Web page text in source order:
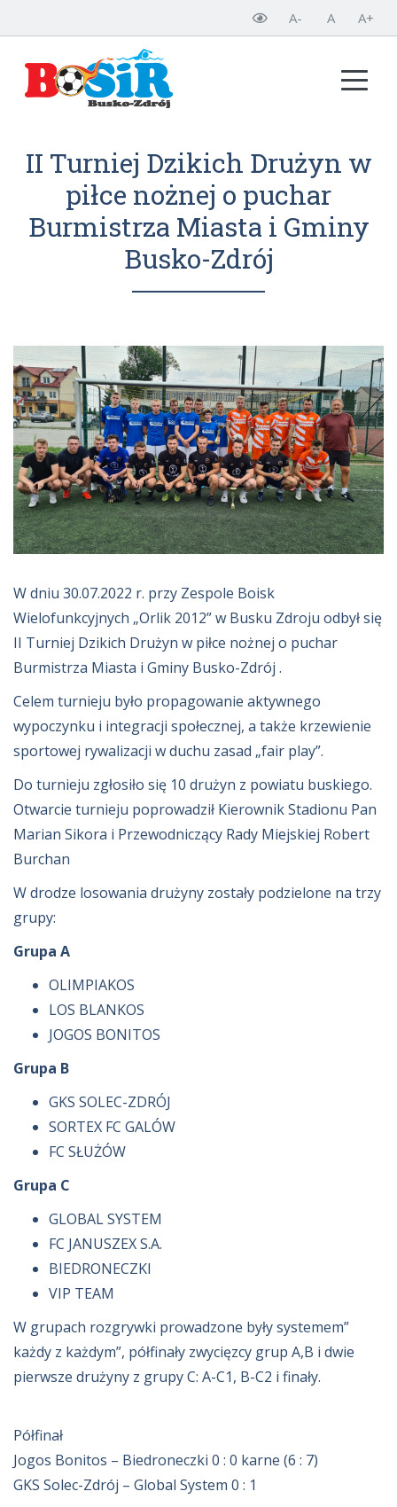
A- A A+
II Turniej Dzikich Drużyn w
piłce nożnej o puchar
Burmistrza Miasta i Gminy
Busko-Zdrój
W dniu 30.07.2022 r. przy Zespole Boisk
Wielofunkcyjnych „Orlik 2012” w Busku Zdroju odbył się
II Turniej Dzikich Drużyn w piłce nożnej o puchar
Burmistrza Miasta i Gminy Busko-Zdrój .
Celem turnieju było propagowanie aktywnego
wypoczynku i integracji społecznej, a także krzewienie
sportowej rywalizacji w duchu zasad „fair play”.
Do turnieju zgłosiło się 10 drużyn z powiatu buskiego.
Otwarcie turnieju poprowadził Kierownik Stadionu Pan
Marian Sikora i Przewodniczący Rady Miejskiej Robert
Burchan
W drodze losowania drużyny zostały podzielone na trzy
grupy:
Grupa A
OLIMPIAKOS
LOS BLANKOS
JOGOS BONITOS
Grupa B
GKS SOLEC-ZDRÓJ
SORTEX FC GALÓW
FC SŁUŻÓW
Grupa C
GLOBAL SYSTEM
FC JANUSZEX S.A.
BIEDRONECZKI
VIP TEAM
W grupach rozgrywki prowadzone były systemem”
każdy z każdym”, półfinały zwycięzcy grup A,B i dwie
pierwsze drużyny z grupy C: A-C1, B-C2 i finały.
Półfinał
Jogos Bonitos – Biedroneczki 0 : 0 karne (6 : 7)
GKS Solec-Zdrój – Global System 0 : 1